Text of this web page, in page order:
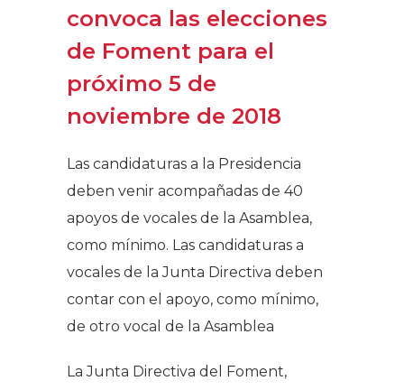
convoca las elecciones
de Foment para el
próximo 5 de
noviembre de 2018
Las candidaturas a la Presidencia
deben venir acompañadas de 40
apoyos de vocales de la Asamblea,
como mínimo. Las candidaturas a
vocales de la Junta Directiva deben
contar con el apoyo, como mínimo,
de otro vocal de la Asamblea
La Junta Directiva del Foment,